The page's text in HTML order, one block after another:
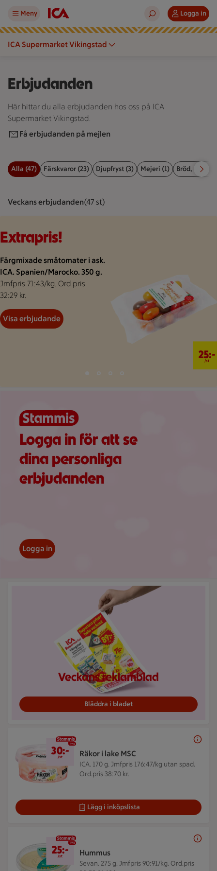
Meny Logga in
ICA Supermarket Vikingstad
Erbjudanden
Här hittar du alla erbjudanden hos oss på ICA
Supermarket Vikingstad.
Få erbjudanden på mejlen
Filter för erbjudanden
Alla (47) Färskvaror (23) Djupfryst (3) Mejeri (1) Bröd, kex &
Veckans erbjudandenVisar 47 st stycken
(47 st)
Bildspel med 4 bilder.
Extrapris!
Färgmixade småtomater i ask.
ICA. Spanien/Marocko. 350 g.
Jmfpris 71:43/kg. Ord.pris
32:29 kr.
Visa erbjudande
25:-
/st
Logga in för att se
dina personliga
erbjudanden
Logga in
Veckans reklamblad
Bläddra i bladet
Räkor i lake MSC
ICA. 170 g. Jmfpris 176:47/kg utan spad.
Ord.pris 38:70 kr.
30 kr/st
30:-
/st
Lägg i inköpslista
Hummus
Sevan. 275 g. Jmfpris 90:91/kg. Ord.pris
25 kr/st
25:-
/st